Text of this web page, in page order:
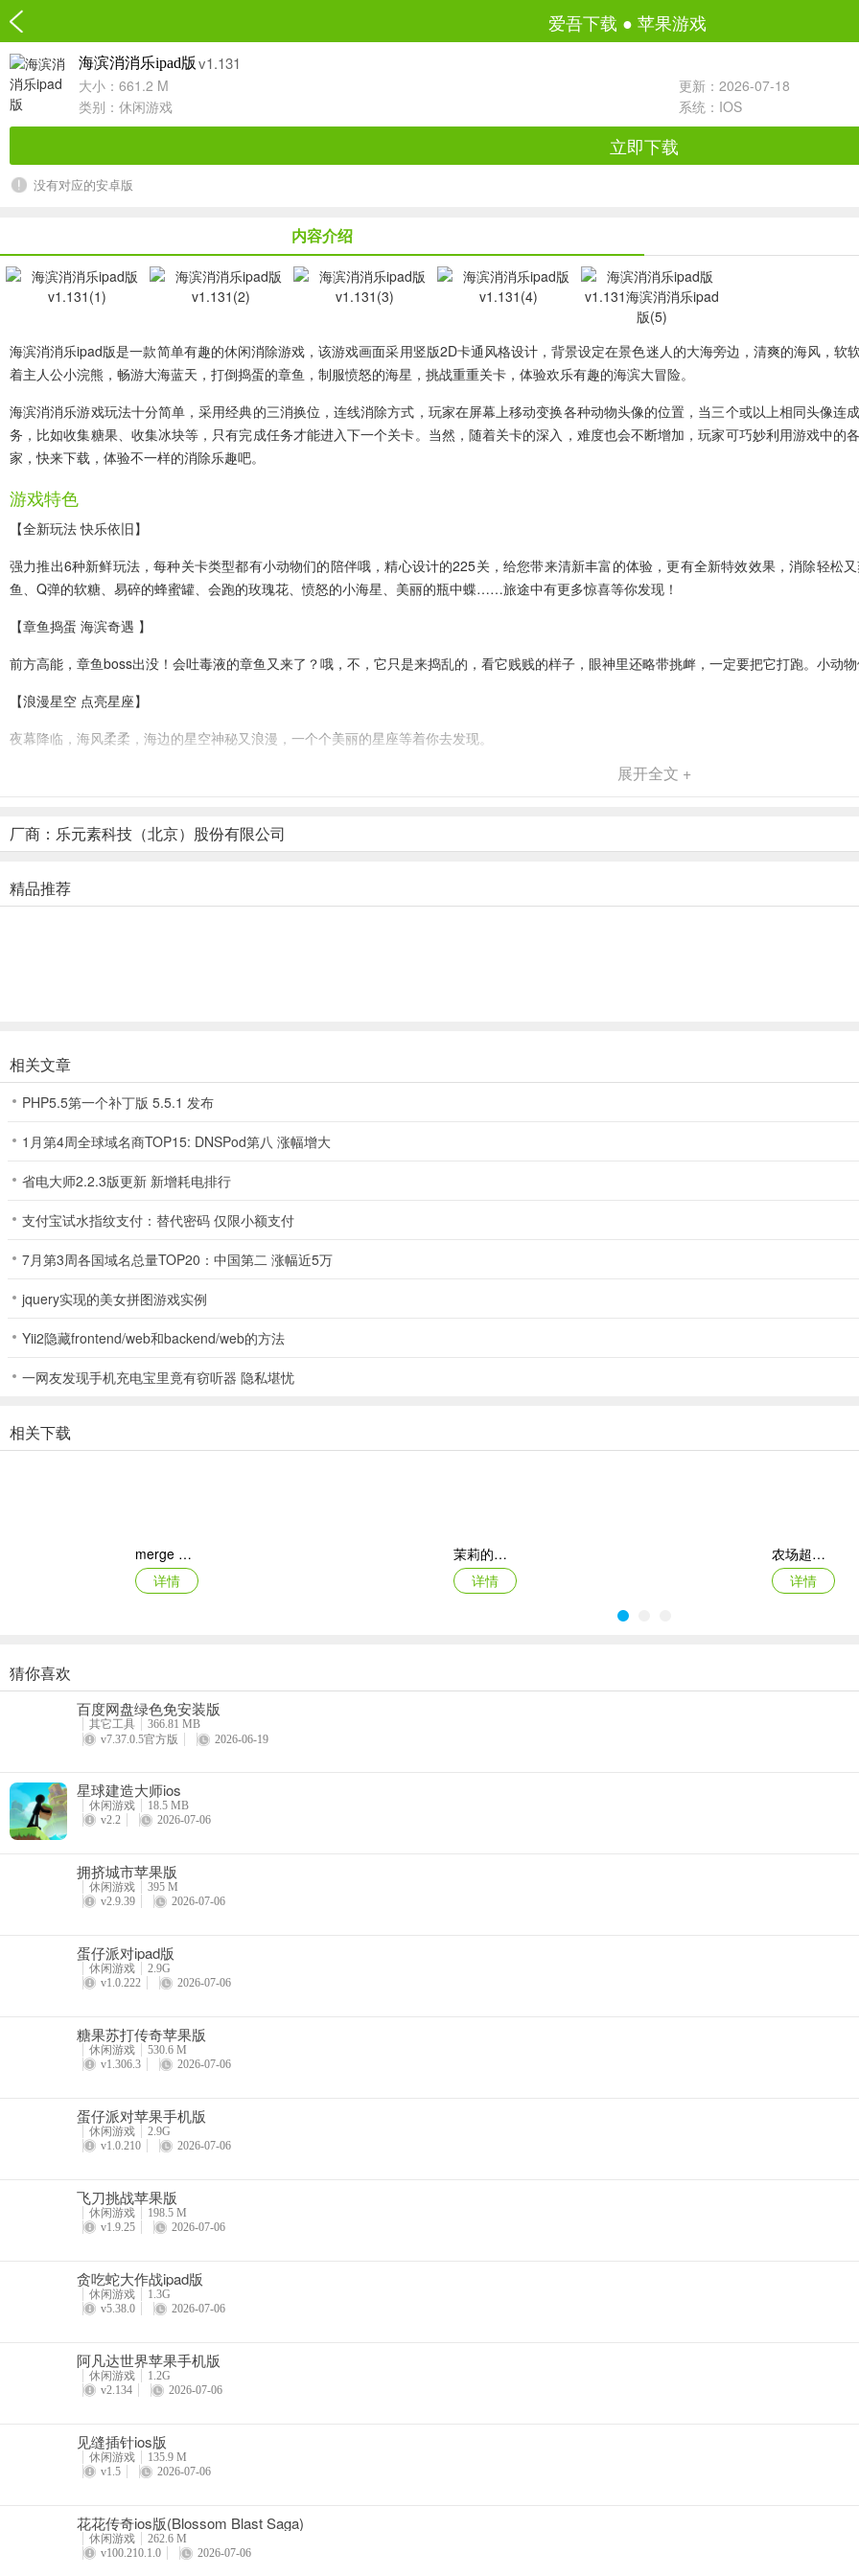
爱吾下载 ● 苹果游戏
海滨消消乐ipad版 v1.131
大小：661.2 M
更新：2026-07-18
类别： 休闲游戏 系统：IOS
立即下载
没有对应的安卓版
内容介绍
海滨消消乐ipad版是一款简单有趣的休闲消除游戏，该游戏画面采用竖版2D卡通风格设计，背景设定在景色迷人的大海旁边，清爽的海风，
着主人公小浣熊，畅游大海蓝天，打倒捣蛋的章鱼，制服愤怒的海星，挑战重重关卡，体验欢乐有趣的海滨大冒险。
海滨消消乐游戏玩法十分简单，采用经典的三消换位，连线消除方式，玩家在屏幕上移动变换各种动物头像的位置，当三个或以上相同头像
务，比如收集糖果、收集冰块等，只有完成任务才能进入下一个关卡。当然，随着关卡的深入，难度也会不断增加，玩家可巧妙利用游戏中
家，快来下载，体验不一样的消除乐趣吧。
游戏特色
【全新玩法 快乐依旧】
强力推出6种新鲜玩法，每种关卡类型都有小动物们的陪伴哦，精心设计的225关，给您带来清新丰富的体验，更有全新特效效果，消除轻松
鱼、Q弹的软糖、易碎的蜂蜜罐、会跑的玫瑰花、愤怒的小海星、美丽的瓶中蝶……旅途中有更多惊喜等你发现！
【章鱼捣蛋 海滨奇遇 】
前方高能，章鱼boss出没！会吐毒液的章鱼又来了？哦，不，它只是来捣乱的，看它贱贱的样子，眼神里还略带挑衅，一定要把它打跑。小动
【浪漫星空 点亮星座】
夜幕降临，海风柔柔，海边的星空神秘又浪漫，一个个美丽的星座等着你去发现。
消消乐海滨假日攻略
消除玩法和别的不同，我们需要做的是进行消除软糖来完成任务，这个是非常的关键的，没有软糖的消除就是浪费移动次数，这个我们一定要注
更新日志
v1.131版本
春天在路上，花在枝头上，
所有美好，都在海滨的船上~
愿日子清透，春季世事温柔~
【新障碍-神奇小火车】
呜呜呜——！神奇小火车，正式发车！
别看个头小小，普通消除可拿它没办法～
【造船大赛】
等到启航时刻到来，惊喜奖励拿到手软！
冠军赛：每日第一可得好礼，同赛季内获得三次冠军的小船员可得惊喜大奖！
全新关卡：加更至30关，请各位小船员享受消除的爽快和乐趣吧哦哈哈哈哈~
展开全文 +
厂商：乐元素科技（北京）股份有限公司
精品推荐
相关文章
PHP5.5第一个补丁版 5.5.1 发布
1月第4周全球域名商TOP15: DNSPod第八 涨幅增大
省电大师2.2.3版更新 新增耗电排行
支付宝试水指纹支付：替代密码 仅限小额支付
7月第3周各国域名总量TOP20：中国第二 涨幅近5万
jquery实现的美女拼图游戏实例
Yii2隐藏frontend/web和backend/web的方法
一网友发现手机充电宝里竟有窃听器 隐私堪忧
相关下载
merge dragons ios版
详情
茉莉的花园ipad版
详情
农场超级传奇苹果版
详情
月兔漫游苹果版
详情
人力资源机器ios版
宠物拯救传奇苹果版(Pet Rescue Saga)
猜你喜欢
百度网盘绿色免安装版
其它工具
366.81 MB
v7.37.0.5官方版
2026-06-19
星球建造大师ios
休闲游戏
18.5 MB
v2.2
2026-07-06
拥挤城市苹果版
休闲游戏
395 M
v2.9.39
2026-07-06
蛋仔派对ipad版
休闲游戏
2.9G
v1.0.222
2026-07-06
糖果苏打传奇苹果版
休闲游戏
530.6 M
v1.306.3
2026-07-06
蛋仔派对苹果手机版
休闲游戏
2.9G
v1.0.210
2026-07-06
飞刀挑战苹果版
休闲游戏
198.5 M
v1.9.25
2026-07-06
贪吃蛇大作战ipad版
休闲游戏
1.3G
v5.38.0
2026-07-06
阿凡达世界苹果手机版
休闲游戏
1.2G
v2.134
2026-07-06
见缝插针ios版
休闲游戏
135.9 M
v1.5
2026-07-06
花花传奇ios版(Blossom Blast Saga)
休闲游戏
262.6 M
v100.210.1.0
2026-07-06